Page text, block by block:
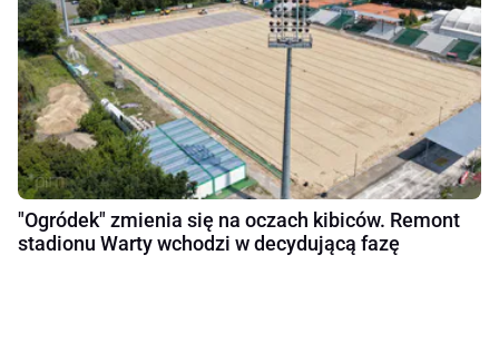
"Ogródek" zmienia się na oczach kibiców. Remont
stadionu Warty wchodzi w decydującą fazę